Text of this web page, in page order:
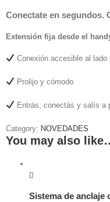
Conectate en segundos.
Extensión fija desde el
Conexión accesible al lado
Prolijo y cómodo
Entrás, conectás y salís a
Category: NOVEDADES
You may also
Sistema de anclaje